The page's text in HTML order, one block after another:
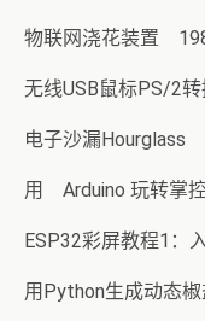
物联网浇花装置
无线USB鼠标PS/2
电子沙漏Hourglass
用 Arduino 玩转掌控
ESP32彩屏教程1：
用Python生成动态